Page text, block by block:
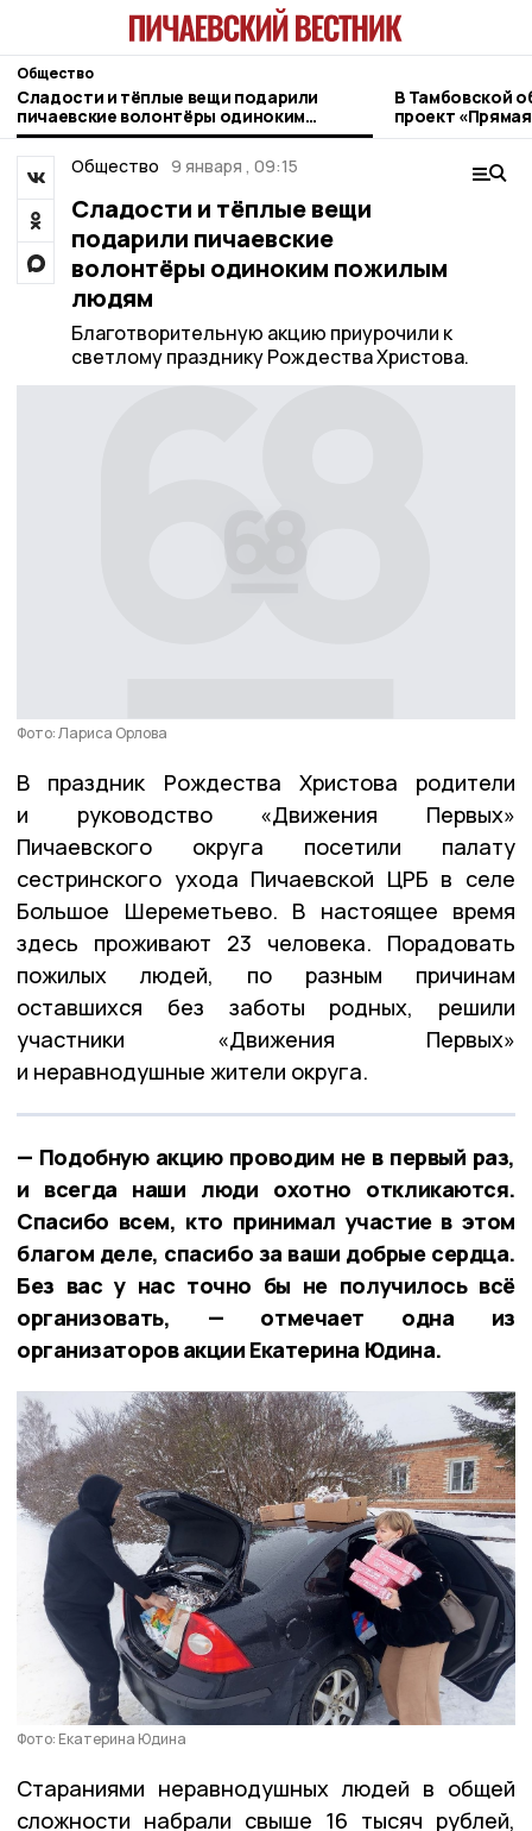
Общество
Сладости и тёплые вещи подарили
пичаевские волонтёры одиноким
пожилым людям
В Тамбовской
проект
ветеранов СВО
Общество 9 января , 09:15
Сладости и тёплые вещи
подарили пичаевские
волонтёры одиноким пожилым
людям
Благотворительную акцию приурочили к
светлому празднику Рождества Христова.
Фото: Лариса Орлова
В праздник Рождества Христова родители
и руководство «Движения Первых»
Пичаевского округа посетили палату
сестринского ухода Пичаевской ЦРБ в селе
Большое Шереметьево. В настоящее время
здесь проживают 23 человека. Порадовать
пожилых людей, по разным причинам
оставшихся без заботы родных, решили
участники «Движения Первых»
и неравнодушные жители округа.
— Подобную акцию проводим не в первый раз,
и всегда наши люди охотно откликаются.
Спасибо всем, кто принимал участие в этом
благом деле, спасибо за ваши добрые сердца.
Без вас у нас точно бы не получилось всё
организовать, — отмечает одна из
организаторов акции Екатерина Юдина.
Фото: Екатерина Юдина
Стараниями неравнодушных людей в общей
сложности набрали свыше 16 тысяч рублей,